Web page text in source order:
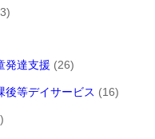
発達支援 (26)
後等デイサービス (16)